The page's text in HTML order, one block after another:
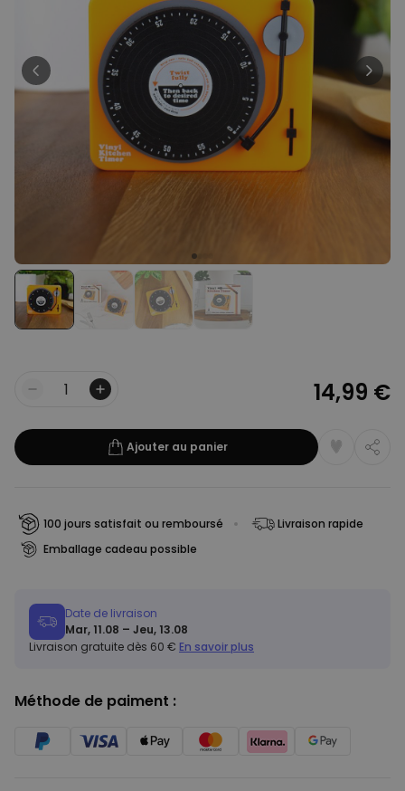
Personnalisable
Peignoir personnalisé avec
texte et couronne de laurier
exemplaires
vendus
39,99 €
Personnalisable
Porte-clés mural personnalisé
avec photo et texte
plus de 3.000
24,99 €
Personnalisable
Coffret cadeau coquetiers et
47,57 €
Quantité 14,99 €
Ajouter au panier
100 jours satisfait ou remboursé
Livraison rapide
Emballage cadeau possible
Date de livraison
Mar, 11.08 – Jeu, 13.08
Livraison gratuite dès 60 € En savoir plus
Méthode de paiment :